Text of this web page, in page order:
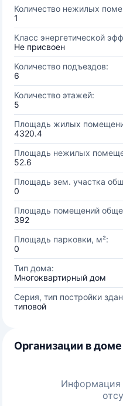
Количество нежилых
1
Класс энергетической
Не присвоен
Количество подъездов:
6
Количество этажей:
5
Площадь жилых
4320.4
Площадь нежилых
52.6
Площадь зем. участка
0
Площадь помещений
392
Площадь парковки, м²:
0
Тип дома:
Многоквартирный дом
Серия, тип постройки
типовой
Организации в доме
Информация